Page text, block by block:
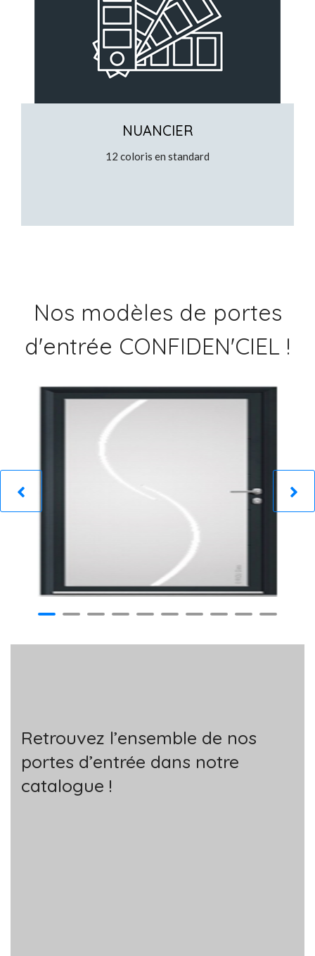
NUANCIER
12 coloris en standard
Nos modèles de portes
d'entrée CONFIDEN'CIEL !
Retrouvez l’ensemble de nos
portes d’entrée dans notre
catalogue !